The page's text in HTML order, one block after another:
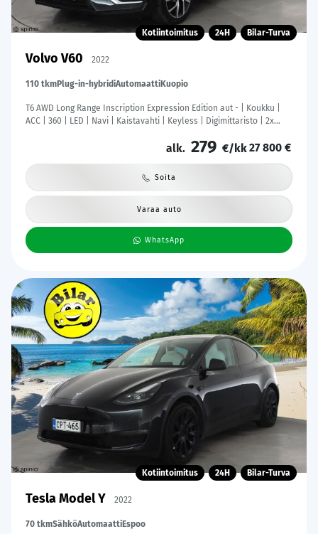
Kotiintoimitus 24H Bilar-Turva
Volvo V60 2022
110 tkmPlug-in-hybridiAutomaatti Kuopio
T6 AWD Long Range Inscription Expression Edition aut - | Koukku |
ACC | 360 | LED | Navi | Kaistavahti | Keyless | Digimittaristo | 2x
alk. 279 €/kk27 800 €
Soita
Varaa auto
WhatsApp
Kotiintoimitus 24H Bilar-Turva
Tesla Model Y 2022
70 tkmSähköAutomaattiEspoo